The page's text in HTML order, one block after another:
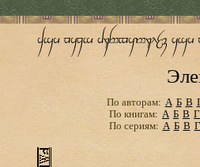
По авторам: А Б В
По книгам: А Б В Г
По сериям: А Б В Г